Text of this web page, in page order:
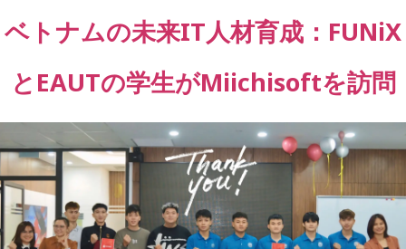
ベトナムの未来IT人材育成：FUNiX
とEAUTの学生がMiichisoftを訪問